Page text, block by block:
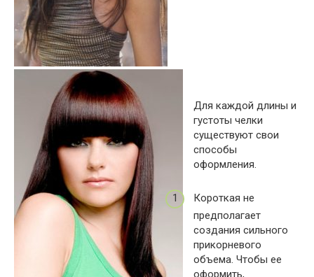
Для каждой длины и
густоты челки
существуют свои
способы
оформления.
Короткая не
предполагает
создания сильного
прикорневого
объема. Чтобы ее
оформить,